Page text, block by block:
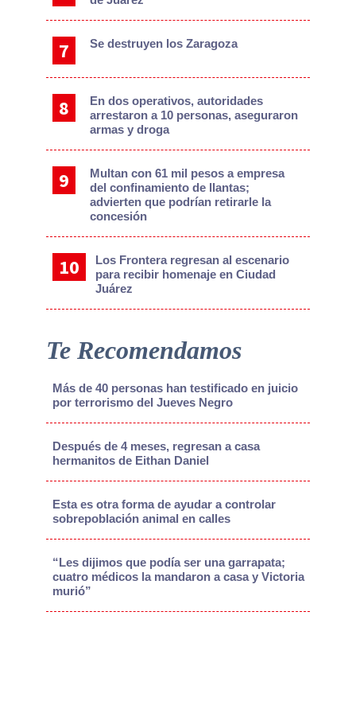
Se destruyen los Zaragoza
En dos operativos, autoridades
arrestaron a 10 personas, aseguraron
armas y droga
Multan con 61 mil pesos a empresa
del confinamiento de llantas;
advierten que podrían retirarle la
concesión
Los Frontera regresan al escenario
para recibir homenaje en Ciudad
Juárez
Te Recomendamos
Más de 40 personas han testificado en juicio
por terrorismo del Jueves Negro
Después de 4 meses, regresan a casa
hermanitos de Eithan Daniel
Esta es otra forma de ayudar a controlar
sobrepoblación animal en calles
“Les dijimos que podía ser una garrapata;
cuatro médicos la mandaron a casa y Victoria
murió”